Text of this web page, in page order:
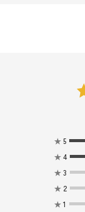
★ 5
★ 4
★ 3
★ 2
★ 1